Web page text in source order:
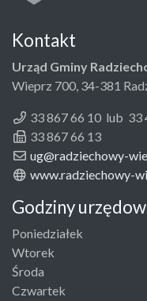
Kontakt
Urząd Gminy
Wieprz 700, 34-381
33 867 66 10 lub 33
33 867 66 13
ug@radziechowy-
www.radziechowy-
Godziny
Poniedziałek
Wtorek
Środa
Czwartek